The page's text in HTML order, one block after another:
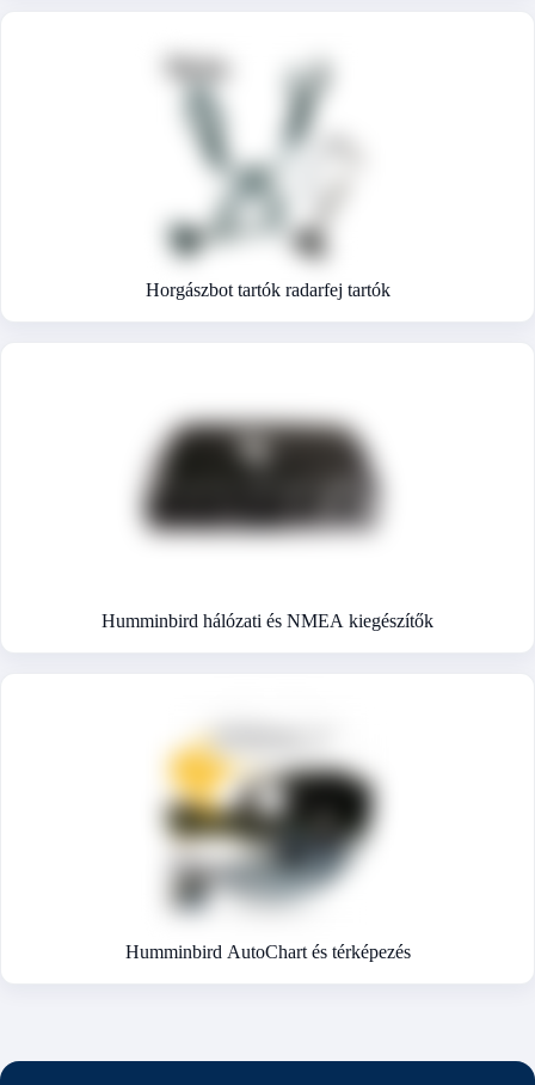
Horgászbot tartók radarfej tartók
Humminbird hálózati és NMEA kiegészítők
Humminbird AutoChart és térképezés